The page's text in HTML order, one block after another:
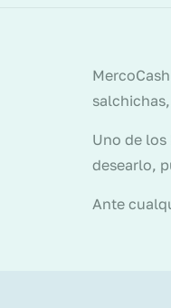
Uno de
desearlo,
Ante